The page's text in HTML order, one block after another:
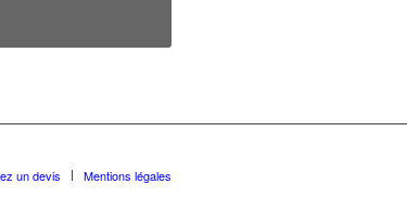
un devis Mentions légales